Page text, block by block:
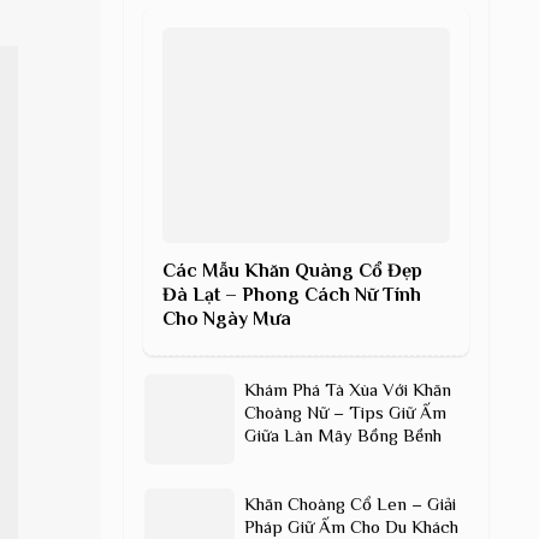
Các Mẫu Khăn Quàng Cổ Đẹp
Đà Lạt – Phong Cách Nữ Tính
Cho Ngày Mưa
Khám Phá Tà Xùa Với Khăn
Choàng Nữ – Tips Giữ Ấm
Giữa Làn Mây Bồng Bềnh
Khăn Choàng Cổ Len – Giải
Pháp Giữ Ấm Cho Du Khách